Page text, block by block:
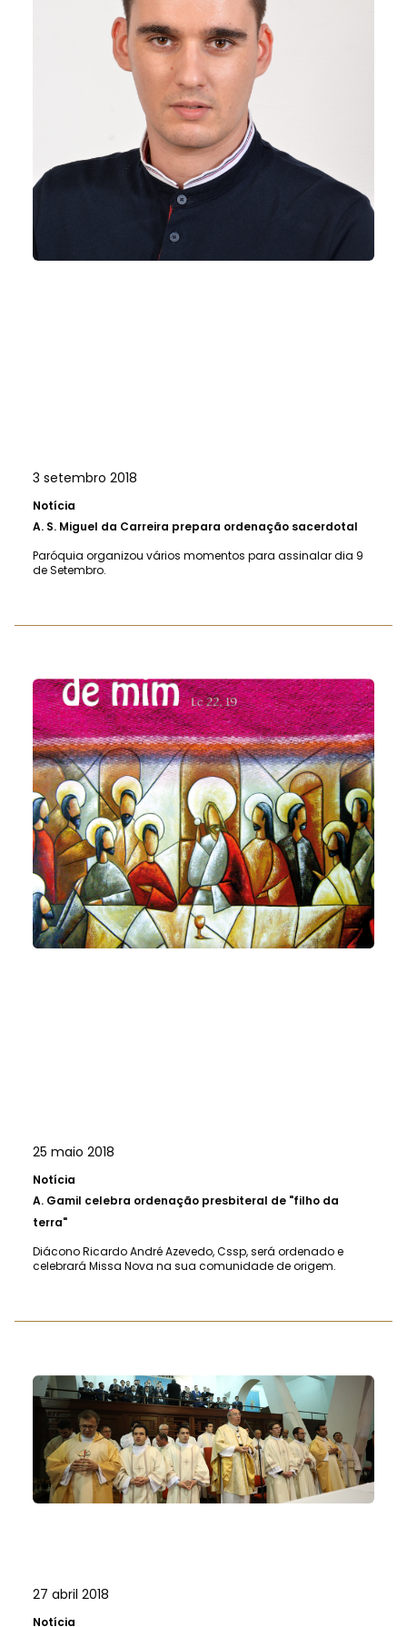
3 setembro 2018
Notícia
A. S. Miguel da Carreira prepara ordenação sacerdotal
Paróquia organizou vários momentos para assinalar dia 9
de Setembro.
25 maio 2018
Notícia
A. Gamil celebra ordenação presbiteral de "filho da
terra"
Diácono Ricardo André Azevedo, Cssp, será ordenado e
celebrará Missa Nova na sua comunidade de origem.
27 abril 2018
Notícia